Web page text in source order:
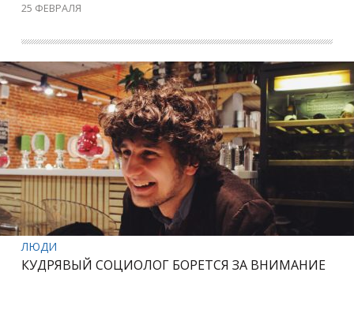
25 ФЕВРАЛЯ
ЛЮДИ
КУДРЯВЫЙ СОЦИОЛОГ БОРЕТСЯ ЗА ВНИМАНИЕ